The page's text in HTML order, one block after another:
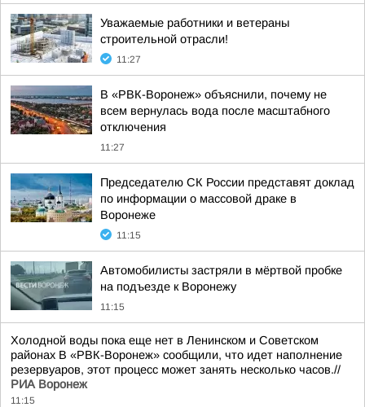
Уважаемые работники и ветераны
строительной отрасли!
11:27
В «РВК-Воронеж» объяснили, почему не
всем вернулась вода после масштабного
отключения
11:27
Председателю СК России представят доклад
по информации о массовой драке в
Воронеже
11:15
Автомобилисты застряли в мёртвой пробке
на подъезде к Воронежу
11:15
Холодной воды пока еще нет в Ленинском и Советском
районах В «РВК-Воронеж» сообщили, что идет наполнение
резервуаров, этот процесс может занять несколько часов.//
РИА Воронеж
11:15